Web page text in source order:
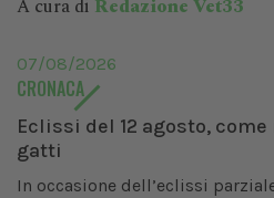
A cura di Redazione Vet33
07/08/2026
CRONACA
Eclissi del 12 agosto,
gatti
In occasione dell’eclissi